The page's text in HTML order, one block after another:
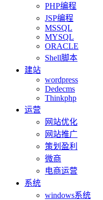
PHP编程
JSP编程
MSSQL
MYSQL
ORACLE
Shell脚本
建站
wordpress
Dedecms
Thinkphp
运营
网站优化
网站推广
策划盈利
微商
电商运营
系统
windows系统